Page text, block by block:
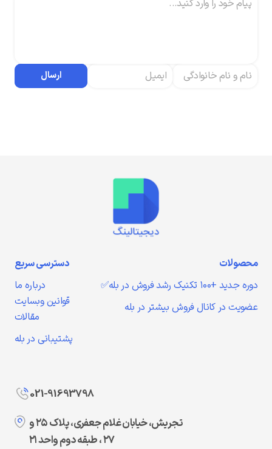
ارسال
محصولات
دوره جدید +۱۰۰ تکنیک رشد فروش در بله✅
عضویت در کانال فروش بیشتر در بله
دسترسی سریع
درباره ما
قوانین وبسایت
مقالات
پشتیبانی در بله
021-91693798
تجریش، خیابان غلام جعفری، پلاک ۲۵ و
۲۷ ، طبقه دوم واحد ۲۱